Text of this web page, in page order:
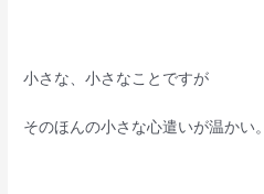
小さな、小さなことですが
そのほんの小さな心遣いが温かい。